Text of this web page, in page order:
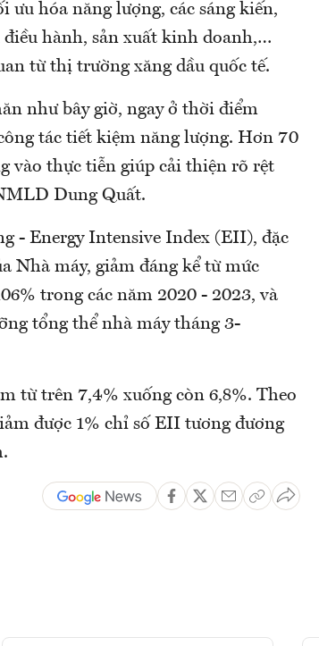
hóa năng lượng, các sáng kiến,
hành, sản xuất kinh doanh,…
từ thị trường xăng dầu quốc tế.
như bây giờ, ngay ở thời điểm
tác tiết kiệm năng lượng. Hơn 70
vào thực tiễn giúp cải thiện rõ rệt
Dung Quất.
- Energy Intensive Index (EII), đặc
Nhà máy, giảm đáng kể từ mức
trong các năm 2020 - 2023, và
tổng thể nhà máy tháng 3-
từ trên 7,4% xuống còn 6,8%. Theo
được 1% chỉ số EII tương đương